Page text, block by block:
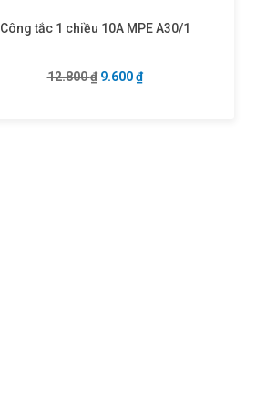
Công tắc 1 chiều 10A MPE A30/1
12.800₫ Giá gốc là: 12.800 ₫.
9.600₫Giá hiện tại là: